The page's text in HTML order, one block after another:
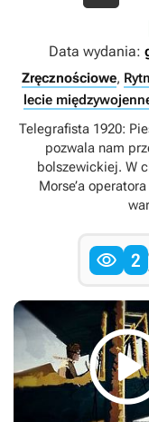
Data wydania:
Zręcznościowe,
lecie
Telegrafista 1920:
pozwala nam
bolszewickiej. W
Morse’a
 2